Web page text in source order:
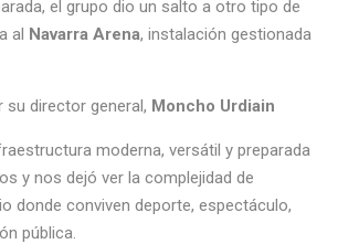
el grupo dio un salto a otro tipo de
al Navarra Arena, instalación gestionada
su director general, Moncho Urdiain
moderna, versátil y preparada
y nos dejó ver la complejidad de
donde conviven deporte, espectáculo,
pública.